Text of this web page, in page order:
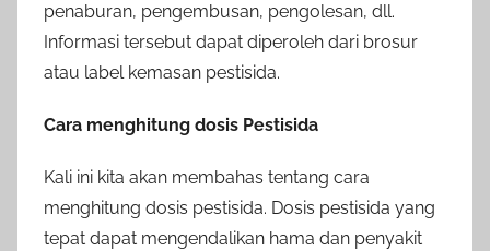
penaburan, pengembusan, pengolesan, dll.
Informasi tersebut dapat diperoleh dari brosur
atau label kemasan pestisida.
Cara menghitung dosis Pestisida
Kali ini kita akan membahas tentang cara
menghitung dosis pestisida. Dosis pestisida yang
tepat dapat mengendalikan hama dan penyakit